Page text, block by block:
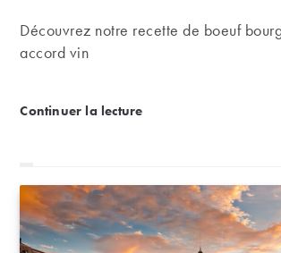
Découvrez notre recette de boeuf
accord vin
Continuer la lectureRecette de la semaine :